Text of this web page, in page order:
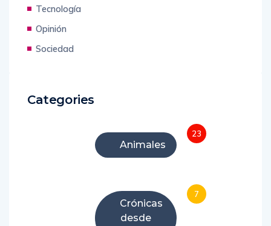
Tecnología
Opinión
Sociedad
Categories
Animales
23
Crónicas
desde
7